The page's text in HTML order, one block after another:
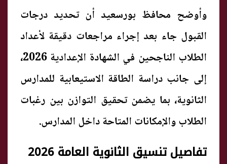
وأوضح محافظ بورسعيد أن تحديد درجات
القبول جاء بعد إجراء مراجعات دقيقة لأعداد
الطلاب الناجحين في الشهادة الإعدادية 2026،
إلى جانب دراسة الطاقة الاستيعابية للمدارس
الثانوية، بما يضمن تحقيق التوازن بين رغبات
الطلاب والإمكانات المتاحة داخل المدارس.
تفاصيل تنسيق الثانوية العامة 2026